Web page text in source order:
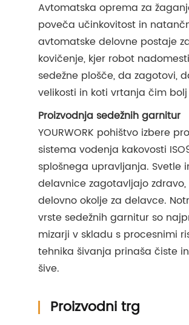
Avtomatska oprema za
poveča učinkovitost in
avtomatske delovne postaje
kovičenje, kjer robot
sedežne plošče, da zagotovi,
velikosti in koti vrtanja čim
Proizvodnja sedežnih garnitur
YOURWORK pohištvo izbere
sistema vodenja kakovosti
splošnega upravljanja. Svetle
delavnice zagotavljajo
delovno okolje za delavce.
vrste sedežnih garnitur so
mizarji v skladu s procesnimi
tehnika šivanja prinaša čiste
šive.
Proizvodni trg